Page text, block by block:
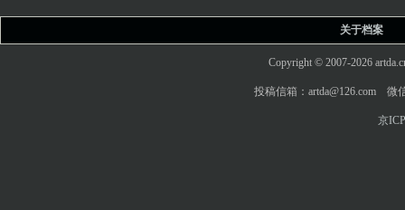
关于档案
Copyright © 2007-2026
投稿信箱：artda@126.com 微
京